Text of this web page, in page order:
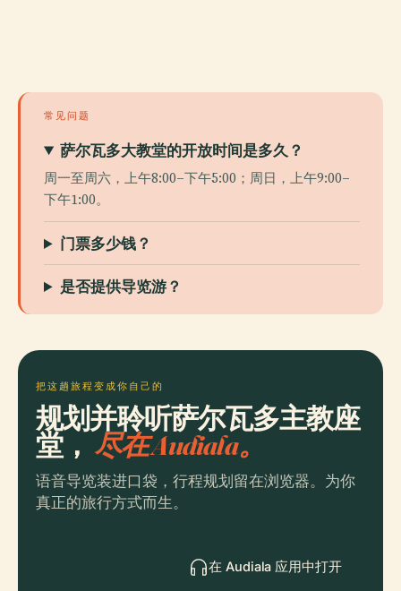
常见问题
萨尔瓦多大教堂的开放时间是多久？
周一至周六，上午8:00–下午5:00；周日，上午9:00–
下午1:00。
门票多少钱？
是否提供导览游？
把这趟旅程变成你自己的
规划并聆听萨尔瓦多主教座
堂， 尽在 Audiala。
语音导览装进口袋，行程规划留在浏览器。为你
真正的旅行方式而生。
在 Audiala 应用中打开